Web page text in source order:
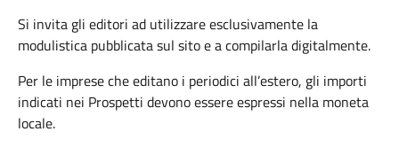
Si invita gli editori ad utilizzare esclusivamente la
modulistica pubblicata sul sito e a compilarla digitalmente.
Per le imprese che editano i periodici all’estero, gli importi
indicati nei Prospetti devono essere espressi nella moneta
locale.